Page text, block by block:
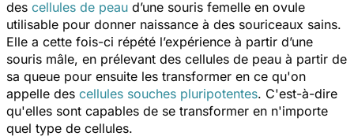
des cellules de peau d’une souris femelle en ovule
utilisable pour donner naissance à des souriceaux sains.
Elle a cette fois-ci répété l’expérience à partir d’une
souris mâle, en prélevant des cellules de peau à partir de
sa queue pour ensuite les transformer en ce qu'on
appelle des cellules souches pluripotentes. C'est-à-dire
qu'elles sont capables de se transformer en n'importe
quel type de cellules.